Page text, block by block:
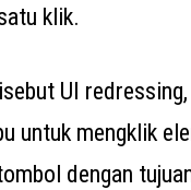
klik.
UI
untuk mengklik
dengan